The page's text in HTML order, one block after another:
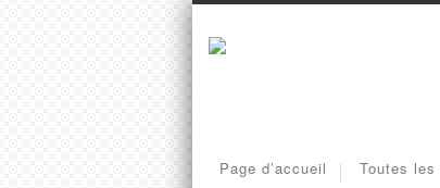
Page d’accueil Toutes